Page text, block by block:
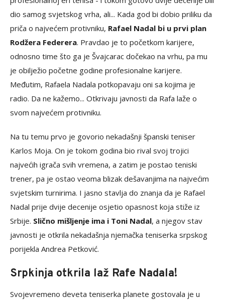
dio samog svjetskog vrha, ali... Kada god bi dobio priliku da
priča o najvećem protivniku, Rafael Nadal bi u prvi plan
Rodžera Federera. Pravdao je to početkom karijere,
odnosno time što ga je Švajcarac dočekao na vrhu, pa mu
je obilježio početne godine profesionalne karijere.
Međutim, Rafaela Nadala potkopavaju oni sa kojima je
radio. Da ne kažemo... Otkrivaju javnosti da Rafa laže o
svom najvećem protivniku.
Na tu temu prvo je govorio nekadašnji španski teniser
Karlos Moja. On je tokom godina bio rival svoj trojici
najvećih igrača svih vremena, a zatim je postao teniski
trener, pa je ostao veoma blizak dešavanjima na najvećim
svjetskim turnirima. I jasno stavlja do znanja da je Rafael
Nadal prije dvije decenije osjetio opasnost koja stiže iz
Srbije. Slično mišljenje ima i Toni Nadal, a njegov stav
javnosti je otkrila nekadašnja njemačka teniserka srpskog
porijekla Andrea Petković.
Srpkinja otkrila laž Rafe Nadala!
Svojevremeno deveta teniserka planete gostovala je u